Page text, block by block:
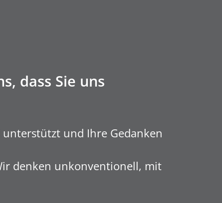
dass Sie uns
und Ihre Gedanken
denken unkonventionell, mit